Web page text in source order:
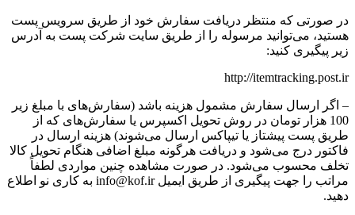
در صورتی که منتظر دریافت سفارش خود از طریق سرویس پست
هستید، می‌توانید مرسوله را از طریق سایت شرکت پست به آدرس
زیر پیگیری کنید:
http://itemtracking.post.ir
– اگر ارسال سفارش مشمول هزینه باشد (سفارش‌های با مبلغ زیر
100 هزار تومان در روش تحویل اکسپرس یا سفارش‌های که از
طریق پست پیشتاز یا تیپاکس ارسال می‌شوند) هزینه ارسال در
فاکتور درج می‌شود و دریافت هرگونه مبلغ اضافی هنگام تحویل کالا
تخلف محسوب می‌شود. در صورت مشاهده چنین مواردی لطفاً
مراتب را جهت پیگیری از طریق ایمیل info@kof.ir به کاری نو اطلاع
دهید.